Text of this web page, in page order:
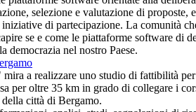
selezione e valutazione di proposte,
di partecipazione. La comunità
se e come le piattaforme software di
democrazia nel nostro Paese.
a realizzare uno studio di fattibilità
per oltre 35 km in grado di collegare i
città di Bergamo.